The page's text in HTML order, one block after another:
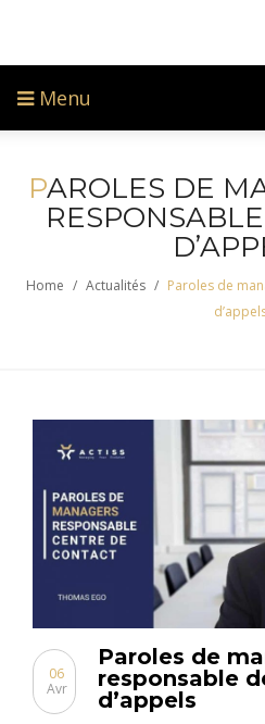
Menu
PAROLES DE
Home / Actualités / Paroles de
Paroles de
responsable
d’appels
06
Avr